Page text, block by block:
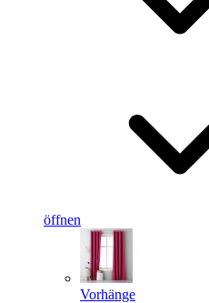
öffnen
Vorhänge